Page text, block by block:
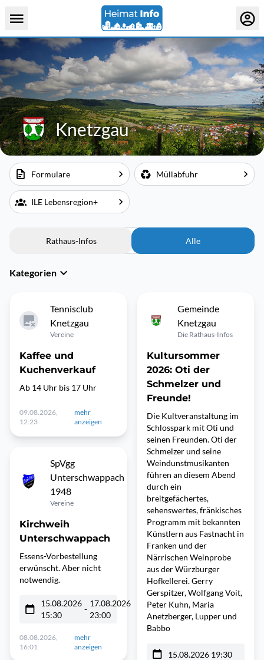
Knetzgau
Formulare Müllabfuhr
ILE Lebensregion+
Rathaus-Infos Alle
Kategorien
Tennisclub
Knetzgau
Vereine
Kaffee und
Kuchenverkauf
Ab 14 Uhr bis 17 Uhr
09.08.2026,
12:23
mehr
anzeigen
SpVgg
Unterschwappach
1948
Vereine
Kirchweih
Unterschwappach
Essens-Vorbestellung
erwünscht. Aber nicht
notwendig.
15.08.2026
15:30
-
17.08.2026
23:00
08.08.2026,
16:01
mehr
anzeigen
Gemeinde
Knetzgau
Die Rathaus-Infos
Kultursommer
2026: Oti der
Schmelzer und
Freunde!
Die Kultveranstaltung im
Schlosspark mit Oti und
seinen Freunden. Oti der
Schmelzer und seine
Weindunstmusikanten
führen an diesem Abend
durch ein
breitgefächertes,
sehenswertes, fränkisches
Programm mit bekannten
Künstlern aus Fastnacht in
Franken und der
Närrischen Weinprobe
aus der Würzburger
Hofkellerei. Gerry
Gerspitzer, Wolfgang Voit,
Peter Kuhn, Maria
Anetzberger, Lupper und
Babbo
15.08.2026 19:30